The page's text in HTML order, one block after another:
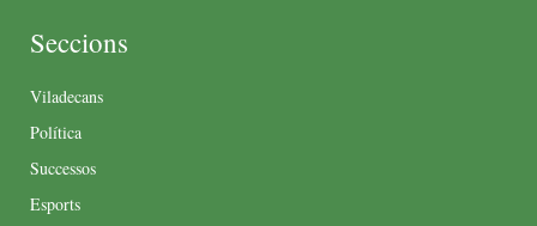
Seccions
Viladecans
Política
Successos
Esports